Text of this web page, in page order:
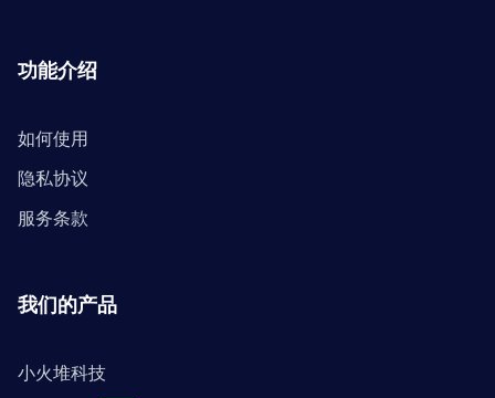
功能介绍
如何使用
隐私协议
服务条款
我们的产品
小火堆科技